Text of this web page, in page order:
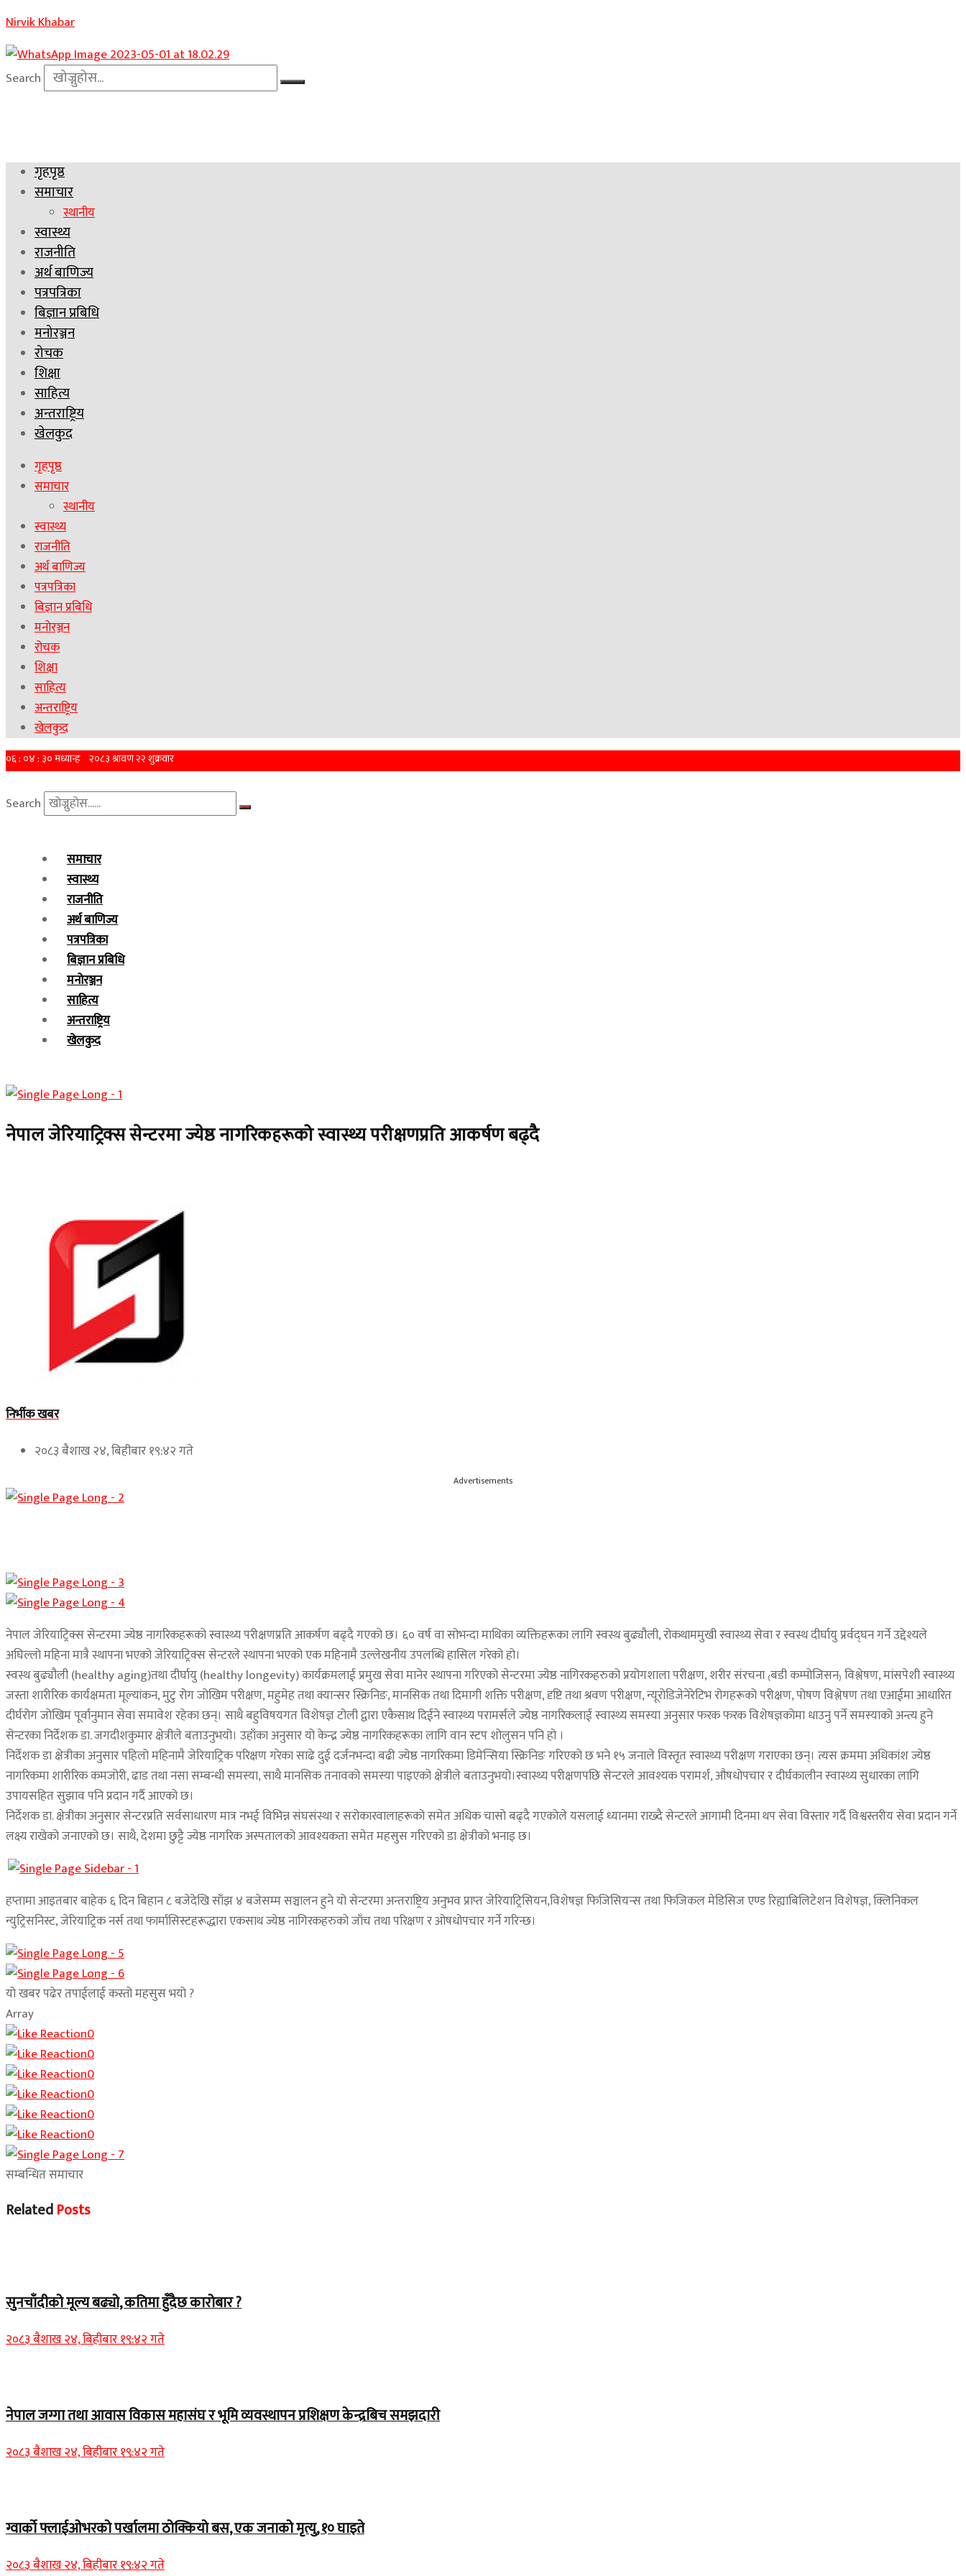
Nirvik Khabar
Search
गृहपृष्ठ
समाचार
स्थानीय
स्वास्थ्य
राजनीति
अर्थ बाणिज्य
पत्रपत्रिका
बिज्ञान प्रबिधि
मनोरञ्जन
रोचक
शिक्षा
साहित्य
अन्तराष्ट्रिय
खेलकुद
गृहपृष्ठ
समाचार
स्थानीय
स्वास्थ्य
राजनीति
अर्थ बाणिज्य
पत्रपत्रिका
बिज्ञान प्रबिधि
मनोरञ्जन
रोचक
शिक्षा
साहित्य
अन्तराष्ट्रिय
खेलकुद
Search
समाचार
स्वास्थ्य
राजनीति
अर्थ बाणिज्य
पत्रपत्रिका
बिज्ञान प्रबिधि
मनोरञ्जन
साहित्य
अन्तराष्ट्रिय
खेलकुद
नेपाल जेरियाट्रिक्स सेन्टरमा ज्येष्ठ नागरिकहरूको स्वास्थ्य परीक्षणप्रति आकर्षण बढ्दै
निर्भीक खबर
२०८३ बैशाख २४, बिहीबार १९:४२ गते
Advertisements
नेपाल जेरियाट्रिक्स सेन्टरमा ज्येष्ठ नागरिकहरूको स्वास्थ्य परीक्षणप्रति आकर्षण बढ्दै गएको छ। ६० वर्ष वा सोभन्दा माथिका व्यक्तिहरूका लागि स्वस्थ बुढ्यौली, रोकथाममुखी स्वास्थ्य सेवा र स्वस्थ दीर्घायु प्रर्वद्घन गर्ने उद्देश्यले
अघिल्लो महिना मात्रै स्थापना भएको जेरियाट्रिक्स सेन्टरले स्थापना भएको एक महिनामै उल्लेखनीय उपलब्धि हासिल गरेको हो।
स्वस्थ बुढ्यौली (healthy aging)तथा दीर्घायु (healthy longevity) कार्यक्रमलाई प्रमुख सेवा मानेर स्थापना गरिएको सेन्टरमा ज्येष्ठ नागिरकहरुको प्रयोगशाला परीक्षण, शरीर संरचना ₍बडी कम्पोजिसन₎ विश्लेषण, मांसपेशी स्वास्थ्य
जस्ता शारीरिक कार्यक्षमता मूल्यांकन, मुटु रोग जोखिम परीक्षण, महुमेह तथा क्यान्सर स्क्रिनिङ, मानसिक तथा दिमागी शक्ति परीक्षण, दृष्टि तथा श्रवण परीक्षण, न्यूरोडिजेनेरेटिभ रोगहरूको परीक्षण, पोषण विश्लेषण तथा एआईमा आधारित
दीर्घरोग जोखिम पूर्वानुमान सेवा समावेश रहेका छन्। साथै बहुविषयगत विशेषज्ञ टोली द्वारा एकैसाथ दिईने स्वास्थ्य परामर्सले ज्येष्ठ नागरिकलाई स्वास्थ्य समस्या अनुसार फरक फरक विशेषज्ञकोमा धाउनु पर्ने समस्याको अन्त्य हुने
सेन्टरका निर्देशक डा. जगदीशकुमार क्षेत्रीले बताउनुभयो। उहाँका अनुसार यो केन्द्र ज्येष्ठ नागरिकहरूका लागि वान स्टप शोलुसन पनि हो ।
निर्देशक डा क्षेत्रीका अनुसार पहिलो महिनामै जेरियाट्रिक परिक्षण गरेका साढे दुई दर्जनभन्दा बढी ज्येष्ठ नागरिकमा डिमेन्सिया स्क्रिनिङ गरिएको छ भने १५ जनाले विस्तृत स्वास्थ्य परीक्षण गराएका छन्। त्यस क्रममा अधिकांश ज्येष्ठ
नागरिकमा शारीरिक कमजोरी, ढाड तथा नसा सम्बन्धी समस्या, साथै मानसिक तनावको समस्या पाइएको क्षेत्रीले बताउनुभयो।स्वास्थ्य परीक्षणपछि सेन्टरले आवश्यक परामर्श, औषधोपचार र दीर्घकालीन स्वास्थ्य सुधारका लागि
उपायसहित सुझाव पनि प्रदान गर्दै आएको छ।
निर्देशक डा. क्षेत्रीका अनुसार सेन्टरप्रति सर्वसाधारण मात्र नभई विभिन्न संघसंस्था र सरोकारवालाहरूको समेत अधिक चासो बढ्दै गएकोले यसलाई ध्यानमा राख्दै सेन्टरले आगामी दिनमा थप सेवा विस्तार गर्दै विश्वस्तरीय सेवा प्रदान गर्ने
लक्ष्य राखेको जनाएको छ। साथै, देशमा छुट्टै ज्येष्ठ नागरिक अस्पतालको आवश्यकता समेत महसुस गरिएको डा क्षेत्रीको भनाइ छ।
हप्तामा आइतबार बाहेक ६ दिन बिहान ८ बजेदेखि साँझ ४ बजेसम्म सञ्चालन हुने यो सेन्टरमा अन्तराष्ट्रिय अनुभव प्राप्त जेरियाट्रिसियन,विशेषज्ञ फिजिसियन्स तथा फिजिकल मेडिसिज एण्ड रिह्याबिलिटेशन विशेषज्ञ, क्लिनिकल
न्युट्रिसनिस्ट, जेरियाट्रिक नर्स तथा फार्मासिस्टहरूद्धारा एकसाथ ज्येष्ठ नागिरकहरुको जाँच तथा परिक्षण र ओषधोपचार गर्ने गरिन्छ।
यो खबर पढेर तपाईलाई कस्तो महसुस भयो ?
Array
0
0
0
0
0
0
सम्बन्धित समाचार
RelatedPosts
सुनचाँदीको मूल्य बढ्यो, कतिमा हुँदैछ कारोबार ?
२०८३ बैशाख २४, बिहीबार १९:४२ गते
नेपाल जग्गा तथा आवास विकास महासंघ र भूमि व्यवस्थापन प्रशिक्षण केन्द्रबिच समझदारी
२०८३ बैशाख २४, बिहीबार १९:४२ गते
ग्वार्को फ्लाईओभरको पर्खालमा ठोक्कियो बस, एक जनाको मृत्यु, १० घाइते
२०८३ बैशाख २४, बिहीबार १९:४२ गते